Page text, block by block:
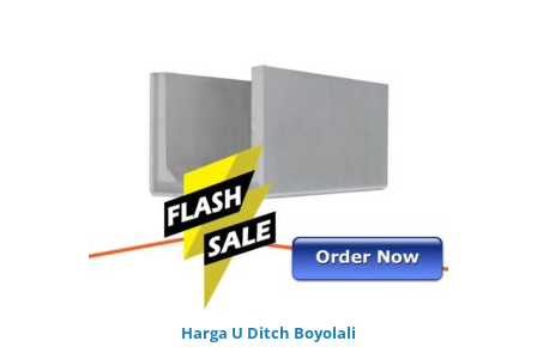
Harga U Ditch Boyolali